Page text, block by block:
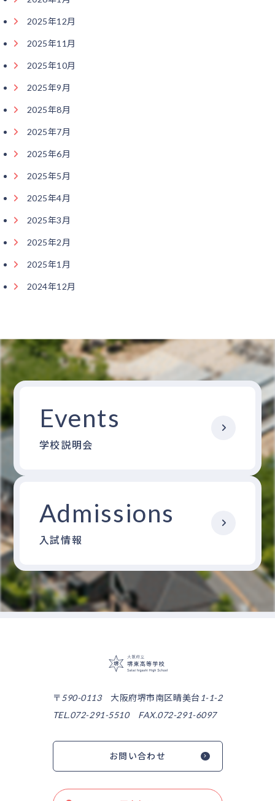
2025年12月
2025年11月
2025年10月
2025年9月
2025年8月
2025年7月
2025年6月
2025年5月
2025年4月
2025年3月
2025年2月
2025年1月
2024年12月
Events
学校説明会
Admissions
入試情報
〒590-0113 大阪府堺市南区晴美台1-1-2
TEL.072-291-5510 FAX.072-291-6097
お問い合わせ